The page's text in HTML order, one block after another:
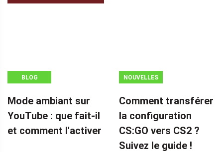
BLOG
Mode ambiant sur
YouTube : que fait-il
et comment l'activer
NOUVELLES
Comment transférer
la configuration
CS:GO vers CS2 ?
Suivez le guide !